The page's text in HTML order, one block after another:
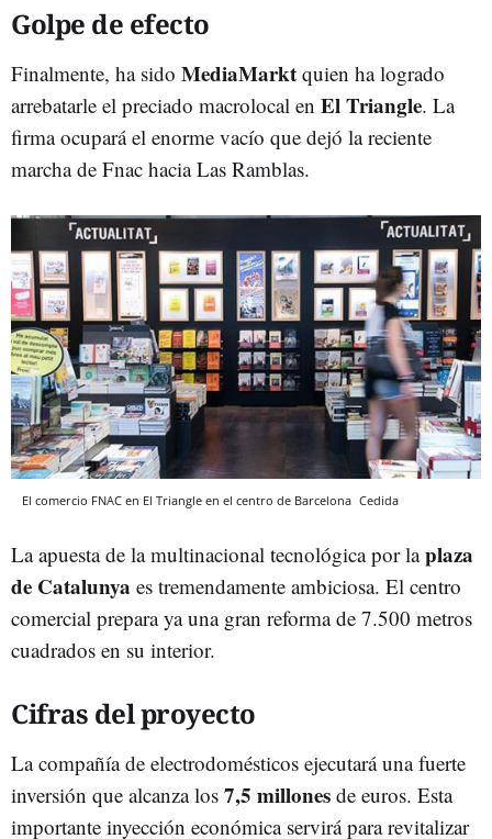
Golpe de efecto
Finalmente, ha sido MediaMarkt quien ha logrado
arrebatarle el preciado macrolocal en El Triangle. La
firma ocupará el enorme vacío que dejó la reciente
marcha de Fnac hacia Las Ramblas.
El comercio FNAC en El Triangle en el centro de Barcelona Cedida
La apuesta de la multinacional tecnológica por laplaza
de Catalunya es tremendamente ambiciosa. El centro
comercial prepara ya una gran reforma de 7.500 metros
cuadrados en su interior.
Cifras del proyecto
La compañía de electrodomésticos ejecutará una fuerte
inversión que alcanza los 7,5 millones de euros. Esta
importante inyección económica servirá para revitalizar